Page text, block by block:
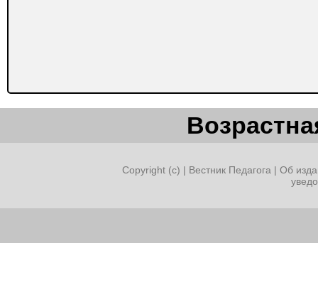
Copyright (c) | Вестник Педагога | Об